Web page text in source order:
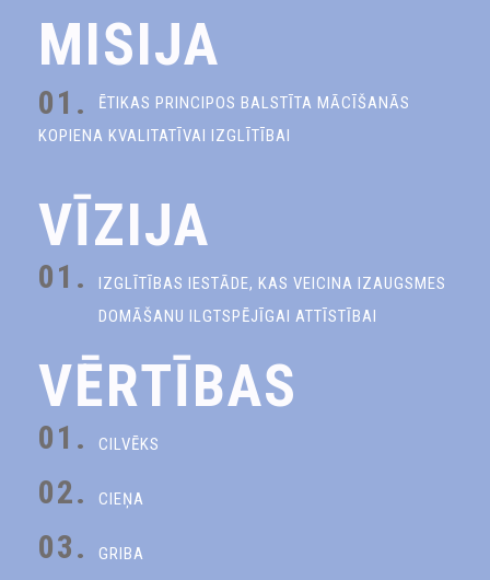
MISIJA
01.
ĒTIKAS PRINCIPOS BALSTĪTA MĀCĪŠANĀS
KOPIENA KVALITATĪVAI IZGLĪTĪBAI
VĪZIJA
01.
IZGLĪTĪBAS IESTĀDE, KAS VEICINA IZAUGSMES
DOMĀŠANU ILGTSPĒJĪGAI ATTĪSTĪBAI
VĒRTĪBAS
01. CILVĒKS
02. CIEŅA
03. GRIBA